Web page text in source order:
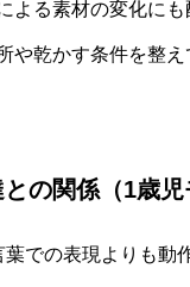
よる素材の変化に
や乾かす条件を整
の関係（1歳児
葉での表現よりも動